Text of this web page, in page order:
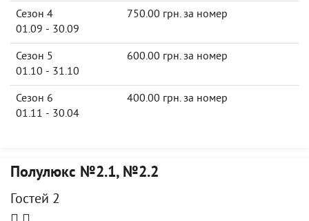
Сезон 4
01.09 - 30.09
750.00 грн. за номер
Сезон 5
01.10 - 31.10
600.00 грн. за номер
Сезон 6
01.11 - 30.04
400.00 грн. за номер
Полулюкс №2.1, №2.2
Гостей 2